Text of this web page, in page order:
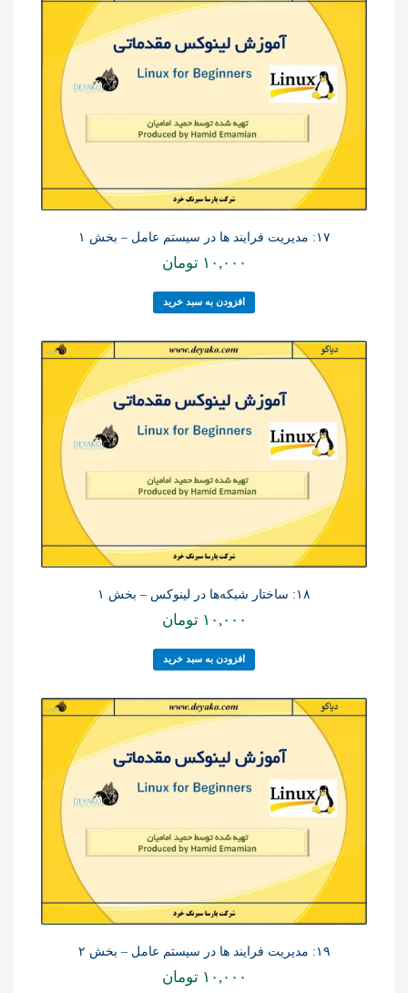
۱۷: مدیریت فرایند ها در سیستم عامل – بخش ۱
۱۰,۰۰۰ تومان
افزودن به سبد خرید
۱۸: ساختار شبکه‌ها در لینوکس – بخش ۱
۱۰,۰۰۰ تومان
افزودن به سبد خرید
۱۹: مدیریت فرایند ها در سیستم عامل – بخش ۲
۱۰,۰۰۰ تومان